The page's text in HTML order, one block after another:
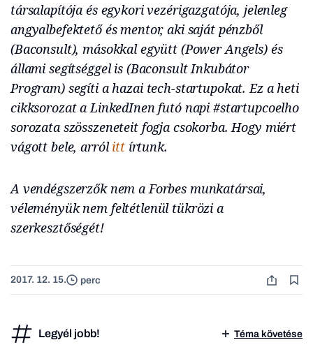
társalapítója és egykori vezérigazgatója, jelenleg
angyalbefektető és mentor, aki saját pénzből
(Baconsult), másokkal együtt (Power Angels) és
állami segítséggel is (Baconsult Inkubátor
Program) segíti a hazai tech-startupokat. Ez a heti
cikksorozat a LinkedInen futó napi #startupcoelho
sorozata szösszeneteit fogja csokorba. Hogy miért
vágott bele, arrólitt írtunk.
A vendégszerzők nem a Forbes munkatársai,
véleményük nem feltétlenül tükrözi a
szerkesztőségét!
2017. 12. 15. perc
Legyél jobb! Téma követése